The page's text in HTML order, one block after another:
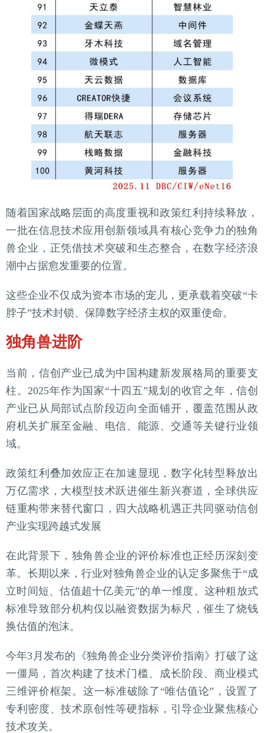
随着国家战略层面的高度重视和政策红利持续释放，
一批在信息技术应用创新领域具有核心竞争力的独角
兽企业，正凭借技术突破和生态整合，在数字经济浪
潮中占据愈发重要的位置。
这些企业不仅成为资本市场的宠儿，更承载着突破“卡
脖子”技术封锁、保障数字经济主权的双重使命。
独角兽进阶
当前，信创产业已成为中国构建新发展格局的重要支
柱。2025年作为国家“十四五”规划的收官之年，信创
产业已从局部试点阶段迈向全面铺开，覆盖范围从政
府机关扩展至金融、电信、能源、交通等关键行业领
域。
政策红利叠加效应正在加速显现，数字化转型释放出
万亿需求，大模型技术跃进催生新兴赛道，全球供应
链重构带来替代窗口，四大战略机遇正共同驱动信创
产业实现跨越式发展
在此背景下，独角兽企业的评价标准也正经历深刻变
革。长期以来，行业对独角兽企业的认定多聚焦于“成
立时间短、估值超十亿美元”的单一维度。这种粗放式
标准导致部分机构仅以融资数据为标尺，催生了烧钱
换估值的泡沫。
今年3月发布的《独角兽企业分类评价指南》打破了这
一僵局，首次构建了技术门槛、成长阶段、商业模式
三维评价框架。这一标准破除了“唯估值论”，设置了
专利密度、技术原创性等硬指标，引导企业聚焦核心
技术攻关。